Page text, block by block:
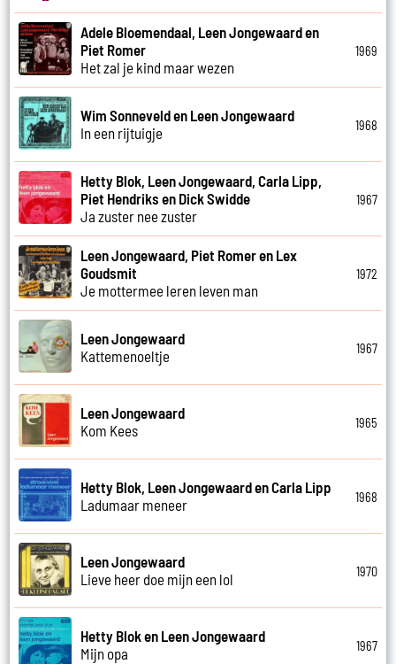
Adele Bloemendaal, Leen Jongewaard en
Piet Romer
Het zal je kind maar wezen
1969
Wim Sonneveld en Leen Jongewaard
In een rijtuigje
1968
Hetty Blok, Leen Jongewaard, Carla Lipp,
Piet Hendriks en Dick Swidde
Ja zuster nee zuster
1967
Leen Jongewaard, Piet Romer en Lex
Goudsmit
Je mottermee leren leven man
1972
Leen Jongewaard
Kattemenoeltje
1967
Leen Jongewaard
Kom Kees
1965
Hetty Blok, Leen Jongewaard en Carla Lipp
Ladumaar meneer
1968
Leen Jongewaard
Lieve heer doe mijn een lol
1970
Hetty Blok en Leen Jongewaard
Mijn opa
1967